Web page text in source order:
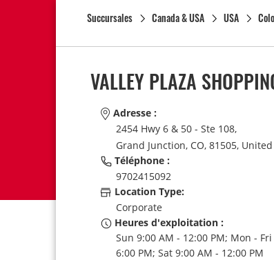
Succursales Canada & USA USA
VALLEY PLAZA
Adresse :
2454 Hwy 6 & 50 - Ste 108,
Grand Junction, CO, 81505,
Téléphone :
9702415092
Location Type:
Corporate
Heures d'exploitation :
Sun 9:00 AM - 12:00 PM; Mon -
6:00 PM; Sat 9:00 AM - 12:00 PM